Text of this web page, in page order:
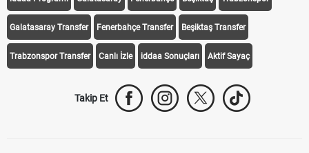
Galatasaray Transfer Fenerbahçe Transfer Beşiktaş Transfer
Trabzonspor Transfer Canlı İzle iddaa Sonuçları Aktif Sayaç
Takip Et